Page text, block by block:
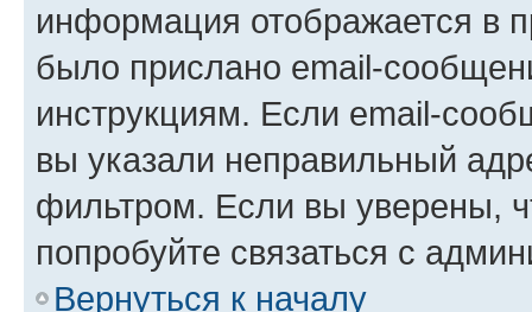
информация отображается в
было прислано email-
инструкциям. Если email-
вы указали неправильный
фильтром. Если вы уверены,
попробуйте связаться с
Вернуться к началу